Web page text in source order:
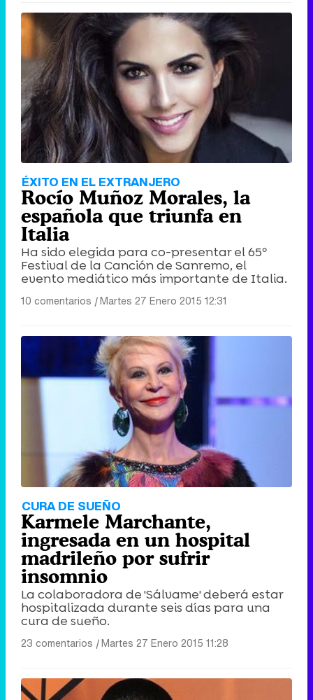
ÉXITO EN EL EXTRANJERO
Rocío Muñoz Morales, la
española que triunfa en
Italia
Ha sido elegida para co-presentar el 65º
Festival de la Canción de Sanremo, el
evento mediático más importante de Italia.
10 comentarios |Martes 27 Enero 2015 12:31
CURA DE SUEÑO
Karmele Marchante,
ingresada en un hospital
madrileño por sufrir
insomnio
La colaboradora de 'Sálvame' deberá estar
hospitalizada durante seis días para una
cura de sueño.
23 comentarios |Martes 27 Enero 2015 11:28